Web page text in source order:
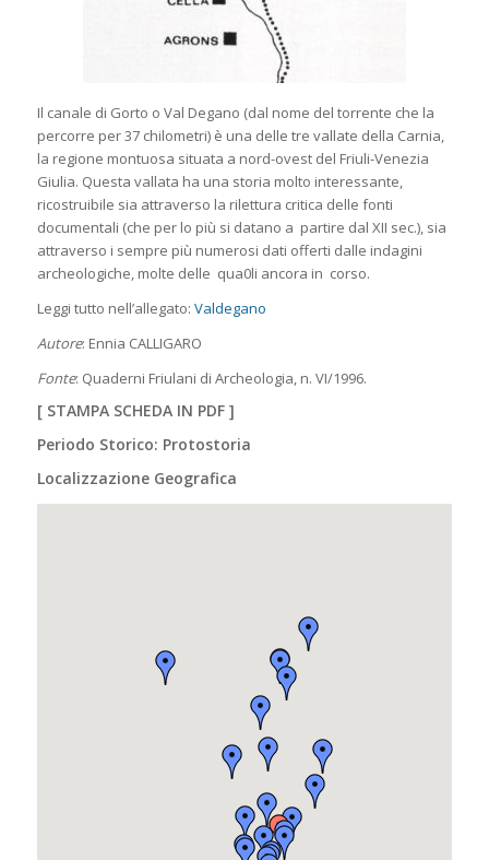
Il canale di Gorto o Val Degano (dal nome del torrente che la
percorre per 37 chilometri) è una delle tre vallate della Carnia,
la regione montuosa situata a nord-ovest del Friuli-Venezia
Giulia. Questa vallata ha una storia molto interessante,
ricostruibile sia attraverso la rilettura critica delle fonti
documentali (che per lo più si datano a partire dal XII sec.), sia
attraverso i sempre più numerosi dati offerti dalle indagini
archeologiche, molte delle qua0li ancora in corso.
Leggi tutto nell’allegato: Valdegano
Autore: Ennia CALLIGARO
Fonte: Quaderni Friulani di Archeologia, n. VI/1996.
[ STAMPA SCHEDA IN PDF]
Periodo Storico: Protostoria
Localizzazione Geografica